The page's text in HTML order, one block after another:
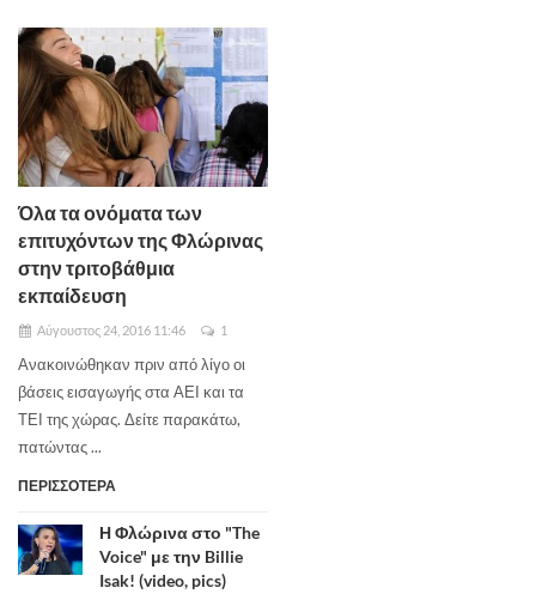
Όλα τα ονόματα των
επιτυχόντων της Φλώρινας
στην τριτοβάθμια
εκπαίδευση
Αύγουστος 24, 2016 11:46 1
Ανακοινώθηκαν πριν από λίγο οι
βάσεις εισαγωγής στα ΑΕΙ και τα
ΤΕΙ της χώρας. Δείτε παρακάτω,
πατώντας ...
ΠΕΡΙΣΣΟΤΕΡΑ
Η Φλώρινα στο "The
Voice" με την Billie
Isak! (video, pics)